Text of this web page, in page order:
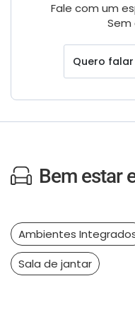
Fale com um
Sem
Quero
Bem estar
Ambientes
Sala de jantar